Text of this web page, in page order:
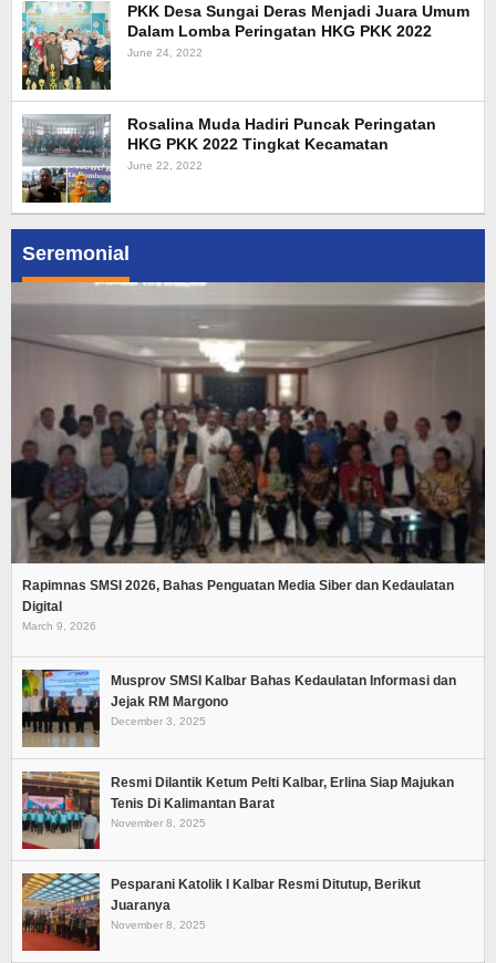
Seremonial
Rapimnas SMSI 2026, Bahas Penguatan Media Siber dan Kedaulatan
Digital
March 9, 2026
Musprov SMSI Kalbar Bahas Kedaulatan Informasi dan
Jejak RM Margono
December 3, 2025
Resmi Dilantik Ketum Pelti Kalbar, Erlina Siap Majukan
Tenis Di Kalimantan Barat
November 8, 2025
Pesparani Katolik I Kalbar Resmi Ditutup, Berikut
Juaranya
November 8, 2025
PKK Desa Sungai Deras Menjadi Juara Umum
Dalam Lomba Peringatan HKG PKK 2022
June 24, 2022
Rosalina Muda Hadiri Puncak Peringatan
HKG PKK 2022 Tingkat Kecamatan
June 22, 2022